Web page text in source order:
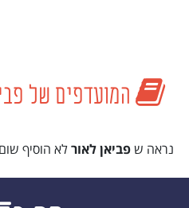
המועדפים של
נראה שפביאן לאורלא הוסיף